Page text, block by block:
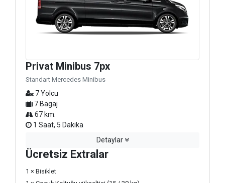
Privat Minibus 7px
Standart Mercedes Minibus
7 Yolcu
7 Bagaj
67 km.
1 Saat, 5 Dakika
Detaylar
Ücretsiz Extralar
1 × Bisiklet